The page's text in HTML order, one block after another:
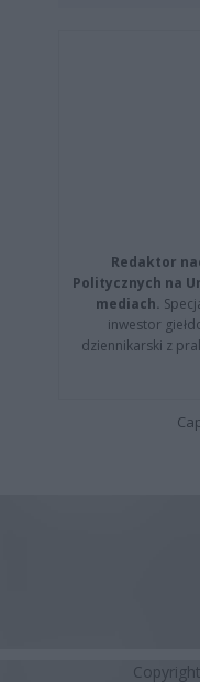
Redaktor
Politycznych na
mediach.
inwestor
dziennikarski z